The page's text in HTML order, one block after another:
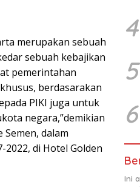
merupakan sebuah
sebuah kebajikan
pemerintahan
berdasarakan
PIKI juga untuk
negara,”demikian
Semen, dalam
2022, di Hotel Golden
4
5
6
Ini